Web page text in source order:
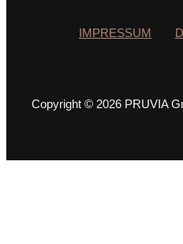
IMPRESSUM
Copyright © 2026 PRUVIA